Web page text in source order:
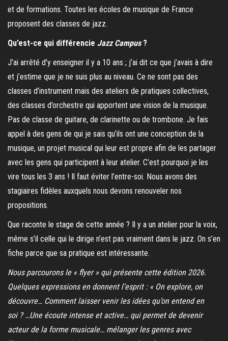
et de formations. Toutes les écoles de musique de France
proposent des classes de jazz.
Qu’est-ce qui différencie Jazz Campus?
J’ai arrêté d’y enseigner il y a 10 ans ; j’ai dit ce que j’avais à dire
et j’estime que je ne suis plus au niveau. Ce ne sont pas des
classes d’instrument mais des ateliers de pratiques collectives,
des classes d’orchestre qui apportent une vision de la musique.
Pas de classe de guitare, de clarinette ou de trombone. Je fais
appel à des gens de qui je sais qu’ils ont une conception de la
musique, un projet musical qui leur est propre afin de les partager
avec les gens qui participent à leur atelier. C’est pourquoi je les
vire tous les 3 ans ! Il faut éviter l’entre-soi. Nous avons des
stagiaires fidèles auxquels nous devons renouveler nos
propositions.
Que raconte le stage de cette année ? Il y a un atelier pour la voix,
même s’il celle qui le dirige n’est pas vraiment dans le jazz. On s’en
fiche parce que sa pratique est intéressante.
Nous parcourons le « flyer » qui présente cette édition 2026.
Quelques expressions en donnent l’esprit : « On explore, on
découvre… Comment laisser venir les idées qu’on entend en
soi ? …Une écoute intense et active… qui permet de devenir
acteur de la forme musicale… mélanger les genres avec